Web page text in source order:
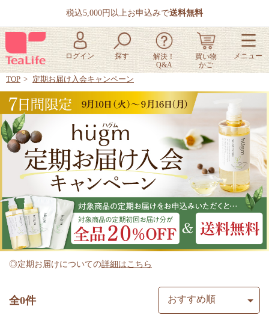
税込5,000円以上お申込みで送料無料
TOP 定期お届け入会キャンペーン
◎定期お届けについての詳細はこちら
全0件